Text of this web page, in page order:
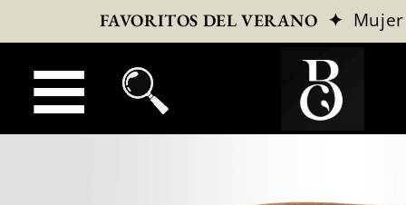
FAVORITOS DEL VERANO ✦ Mujer